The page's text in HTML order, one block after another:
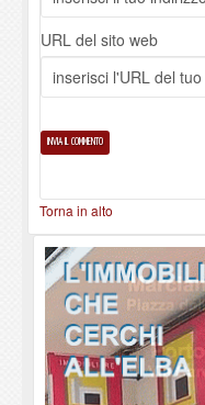
URL del sito web
Torna in alto